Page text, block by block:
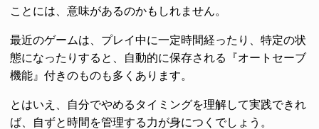
ことには、意味があるのかもしれません。
最近のゲームは、プレイ中に一定時間経ったり、特定の状
態になったりすると、自動的に保存される『オートセーブ
機能』付きのものも多くあります。
とはいえ、自分でやめるタイミングを理解して実践できれ
ば、自ずと時間を管理する力が身につくでしょう。